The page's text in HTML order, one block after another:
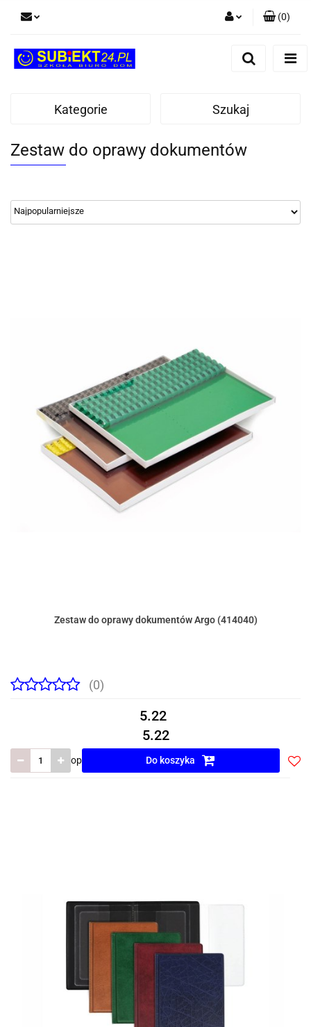
(0)
Kategorie Szukaj
Zestaw do oprawy dokumentów
Zestaw do oprawy dokumentów Argo (414040)
(0)
5.22
5.22
op Do koszyka